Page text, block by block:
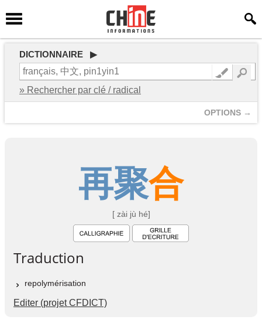
DICTIONNAIRE ▶
» Rechercher par clé / radical
OPTIONS →
再聚合
[ zài jù hé]
Traduction
repolymérisation
Editer (projet CFDICT)